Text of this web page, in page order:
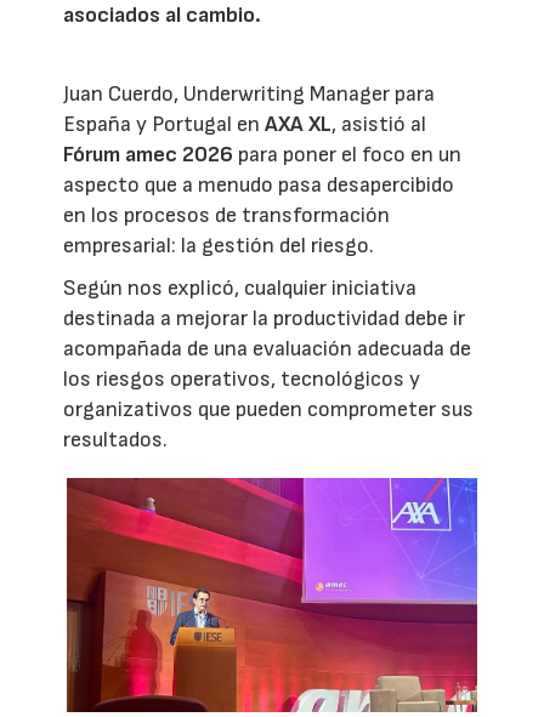
asociados al cambio.
Juan Cuerdo, Underwriting Manager para
España y Portugal enAXA XL, asistió al
Fórum amec 2026 para poner el foco en un
aspecto que a menudo pasa desapercibido
en los procesos de transformación
empresarial: la gestión del riesgo.
Según nos explicó, cualquier iniciativa
destinada a mejorar la productividad debe ir
acompañada de una evaluación adecuada de
los riesgos operativos, tecnológicos y
organizativos que pueden comprometer sus
resultados.